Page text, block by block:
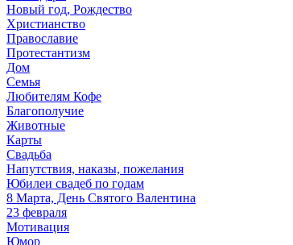
Новый год, Рождество
Христианство
Православие
Протестантизм
Дом
Семья
Любителям Кофе
Благополучие
Животные
Карты
Свадьба
Напутствия, наказы, пожелания
Юбилеи свадеб по годам
8 Марта, День Святого Валентина
23 февраля
Мотивация
Юмор